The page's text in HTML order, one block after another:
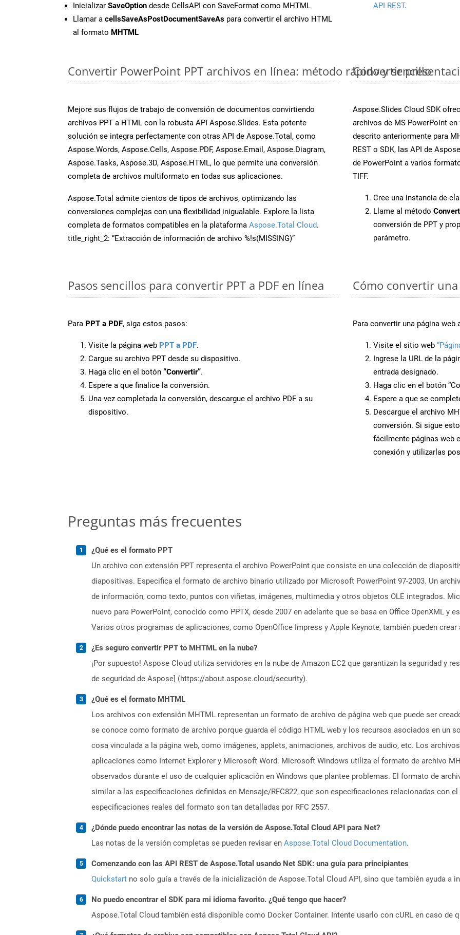
Inicializar SaveOption desde CellsAPI con SaveFormat como MHTML
Llamar a cellsSaveAsPostDocumentSaveAs para convertir el archivo HTML
al formato MHTML
API REST.
Convertir PowerPoint PPT archivos en línea: método rápido y sencillo
Mejore sus flujos de trabajo de conversión de documentos convirtiendo
archivos PPT a HTML con la robusta API Aspose.Slides. Esta potente
solución se integra perfectamente con otras API de Aspose.Total, como
Aspose.Words, Aspose.Cells, Aspose.PDF, Aspose.Email, Aspose.Diagram,
Aspose.Tasks, Aspose.3D, Aspose.HTML, lo que permite una conversión
completa de archivos multiformato en todas sus aplicaciones.
Aspose.Total admite cientos de tipos de archivos, optimizando las
conversiones complejas con una flexibilidad inigualable. Explore la lista
completa de formatos compatibles en la plataforma Aspose.Total Cloud.
title_right_2: “Extracción de información de archivo %!s(MISSING)”
Convertir
Aspose.Slides Cloud SDK
archivos de MS PowerPoint
descrito anteriormente para
REST o SDK, las API de
de PowerPoint a varios
TIFF.
Cree una instancia de
Llame al método Convert
conversión de PPT y
parámetro.
Pasos sencillos para convertir PPT a PDF en línea
Para PPT a PDF, siga estos pasos:
Visite la página web PPT a PDF.
Cargue su archivo PPT desde su dispositivo.
Haga clic en el botón “Convertir”.
Espere a que finalice la conversión.
Una vez completada la conversión, descargue el archivo PDF a su
dispositivo.
Cómo convertir
Para convertir una página
Visite el sitio web
Ingrese la URL de la
entrada designado.
Haga clic en el botón
Espere a que se
Descargue el archivo
conversión. Si sigue
fácilmente páginas web
conexión y utilizarlas
Preguntas más frecuentes
¿Qué es el formato PPT
Un archivo con extensión PPT representa el archivo PowerPoint que consiste en una colección de
diapositivas. Especifica el formato de archivo binario utilizado por Microsoft PowerPoint 97-2003. Un
de información, como texto, puntos con viñetas, imágenes, multimedia y otros objetos OLE integrados.
nuevo para PowerPoint, conocido como PPTX, desde 2007 en adelante que se basa en Office OpenXML y
Varios otros programas de aplicaciones, como OpenOffice Impress y Apple Keynote, también pueden crear
¿Es seguro convertir PPT to MHTML en la nube?
¡Por supuesto! Aspose Cloud utiliza servidores en la nube de Amazon EC2 que garantizan la seguridad y
de seguridad de Aspose] (https://about.aspose.cloud/security).
¿Qué es el formato MHTML
Los archivos con extensión MHTML representan un formato de archivo de página web que puede ser
se conoce como formato de archivo porque guarda el código HTML web y los recursos asociados en un
cosa vinculada a la página web, como imágenes, applets, animaciones, archivos de audio, etc. Los
aplicaciones como Internet Explorer y Microsoft Word. Microsoft Windows utiliza el formato de archivo
observados durante el uso de cualquier aplicación en Windows que plantee problemas. El formato de
similar a las especificaciones definidas en Mensaje/RFC822, que son especificaciones relacionadas con
especificaciones reales del formato son tan detalladas por RFC 2557.
¿Dónde puedo encontrar las notas de la versión de Aspose.Total Cloud API para Net?
Las notas de la versión completas se pueden revisar en Aspose.Total Cloud Documentation.
Comenzando con las API REST de Aspose.Total usando Net SDK: una guía para principiantes
Quickstart no solo guía a través de la inicialización de Aspose.Total Cloud API, sino que también ayuda a
No puedo encontrar el SDK para mi idioma favorito. ¿Qué tengo que hacer?
Aspose.Total Cloud también está disponible como Docker Container. Intente usarlo con cURL en caso de